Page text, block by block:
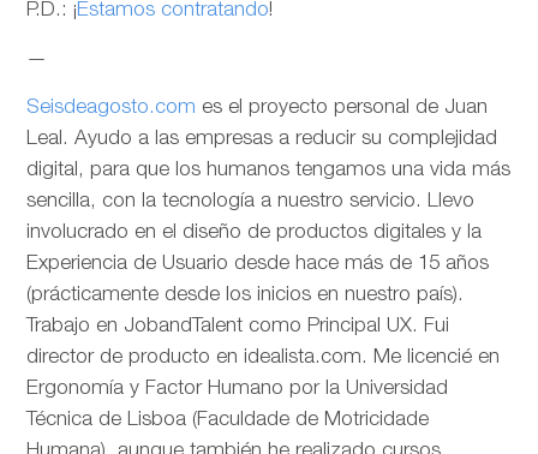
P.D.: ¡Estamos contratando!
—
Seisdeagosto.com es el proyecto personal de Juan
Leal. Ayudo a las empresas a reducir su complejidad
digital, para que los humanos tengamos una vida más
sencilla, con la tecnología a nuestro servicio. Llevo
involucrado en el diseño de productos digitales y la
Experiencia de Usuario desde hace más de 15 años
(prácticamente desde los inicios en nuestro país).
Trabajo en JobandTalent como Principal UX. Fui
director de producto en idealista.com. Me licencié en
Ergonomía y Factor Humano por la Universidad
Técnica de Lisboa (Faculdade de Motricidade